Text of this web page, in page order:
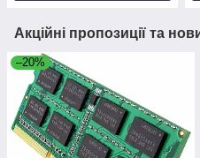
Акційні пропозиції та
–20%